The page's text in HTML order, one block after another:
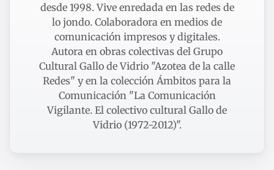
desde 1998. Vive enredada en las redes de
lo jondo. Colaboradora en medios de
comunicación impresos y digitales.
Autora en obras colectivas del Grupo
Cultural Gallo de Vidrio "Azotea de la calle
Redes" y en la colección Ámbitos para la
Comunicación "La Comunicación
Vigilante. El colectivo cultural Gallo de
Vidrio (1972-2012)".